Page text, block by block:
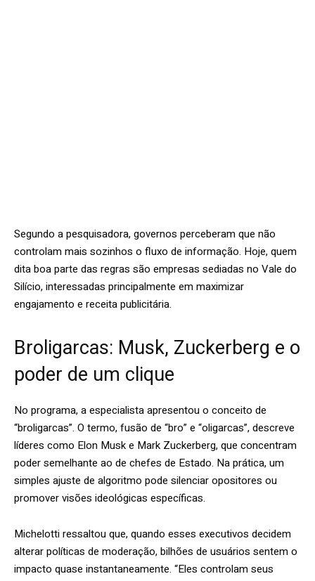
Segundo a pesquisadora, governos perceberam que não
controlam mais sozinhos o fluxo de informação. Hoje, quem
dita boa parte das regras são empresas sediadas no Vale do
Silício, interessadas principalmente em maximizar
engajamento e receita publicitária.
Broligarcas: Musk, Zuckerberg e o
poder de um clique
No programa, a especialista apresentou o conceito de
“broligarcas”. O termo, fusão de “bro” e “oligarcas”, descreve
líderes como Elon Musk e Mark Zuckerberg, que concentram
poder semelhante ao de chefes de Estado. Na prática, um
simples ajuste de algoritmo pode silenciar opositores ou
promover visões ideológicas específicas.
Michelotti ressaltou que, quando esses executivos decidem
alterar políticas de moderação, bilhões de usuários sentem o
impacto quase instantaneamente. “Eles controlam seus